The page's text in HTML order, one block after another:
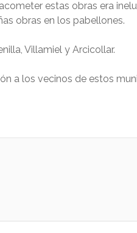
estas obras era
obras en los pabellones.
Villamiel y Arcicollar.
a los vecinos de estos